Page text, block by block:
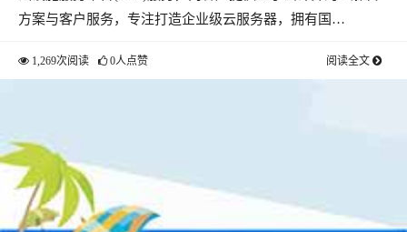
方案与客户服务，专注打造企业级云服务器，拥有国…
1,269次阅读 0人点赞 阅读全文